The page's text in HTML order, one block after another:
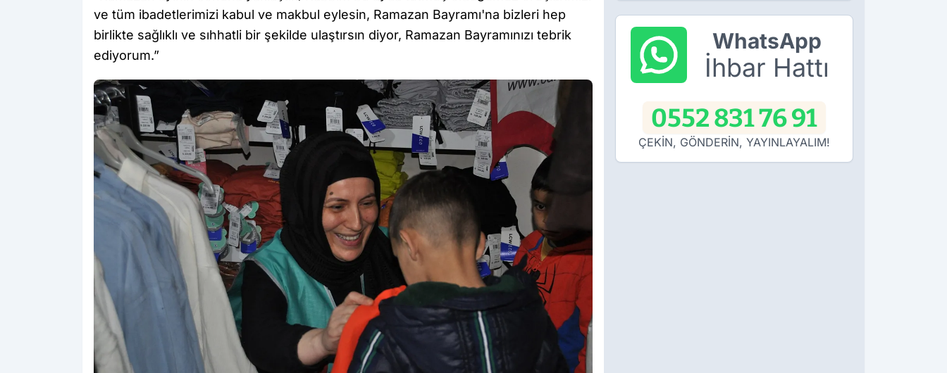
ve tüm ibadetlerimizi kabul ve makbul eylesin, Ramazan Bayramı'na bizleri hep
birlikte sağlıklı ve sıhhatli bir şekilde ulaştırsın diyor, Ramazan Bayramınızı tebrik
ediyorum.”
WhatsApp
İhbar Hattı
0552 831 76 91
ÇEKİN, GÖNDERİN, YAYINLAYALIM!